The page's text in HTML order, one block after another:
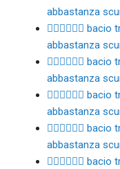
abbastanza
👩🏾‍❤️‍💋‍👩🏼
abbastanza
👩🏾‍❤️‍💋‍👩🏽
abbastanza
👩🏾‍❤️‍💋‍👩🏾
abbastanza
👩🏾‍❤️‍💋‍👩🏿
abbastanza
👩🏿‍❤️‍💋‍👩🏻